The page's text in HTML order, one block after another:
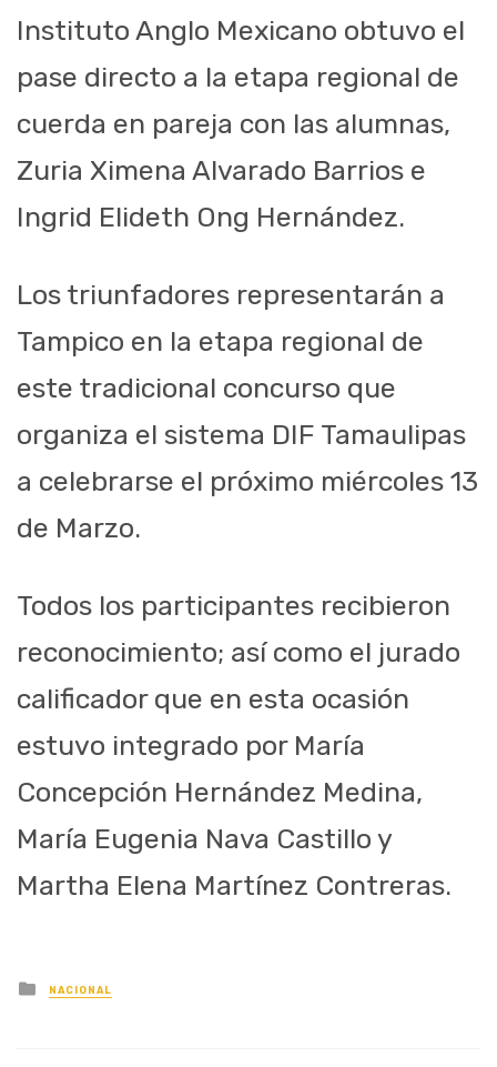
Instituto Anglo Mexicano obtuvo el
pase directo a la etapa regional de
cuerda en pareja con las alumnas,
Zuria Ximena Alvarado Barrios e
Ingrid Elideth Ong Hernández.
Los triunfadores representarán a
Tampico en la etapa regional de
este tradicional concurso que
organiza el sistema DIF Tamaulipas
a celebrarse el próximo miércoles 13
de Marzo.
Todos los participantes recibieron
reconocimiento; así como el jurado
calificador que en esta ocasión
estuvo integrado por María
Concepción Hernández Medina,
María Eugenia Nava Castillo y
Martha Elena Martínez Contreras.
Posted
in
NACIONAL